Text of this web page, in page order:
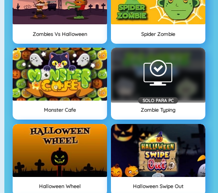
Zombies Vs Halloween Spider Zombie
Monster Cafe
SOLO PARA PC
Zombie Typing
Halloween Wheel Halloween Swipe Out